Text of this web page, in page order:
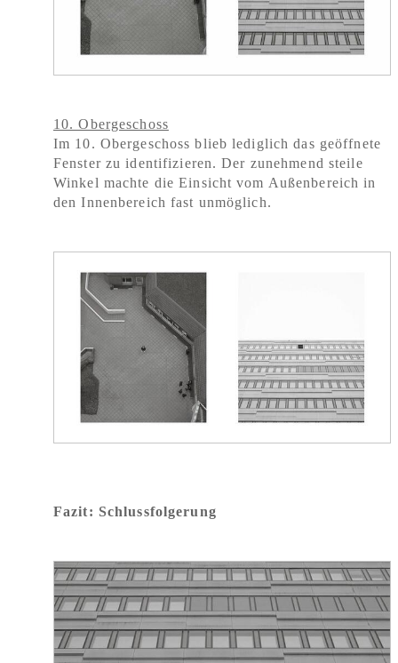
10. Obergeschoss
Im 10. Obergeschoss blieb lediglich das geöffnete
Fenster zu identifizieren. Der zunehmend steile
Winkel machte die Einsicht vom Außenbereich in
den Innenbereich fast unmöglich.
Fazit: Schlussfolgerung